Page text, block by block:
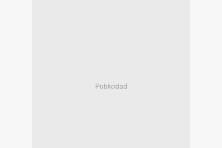
Publicidad